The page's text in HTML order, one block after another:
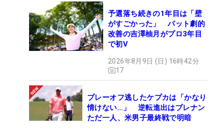
予選落ち続きの1年目は「壁
がすごかった」 パット劇的
改善の吉澤柚月がプロ3年目
で初V
2026年8月9日 (日) 16時42分
17
プレーオフ逃したケプカは「かなり
情けない…」 逆転進出はブレナン
ただ一人、米男子最終戦で明暗